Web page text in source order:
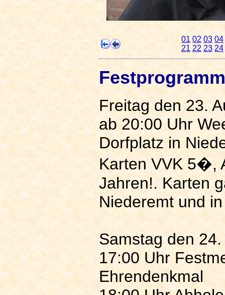
01 02 03 04
21 22 23 24
Freitag den 23.
ab 20:00 Uhr
Dorfplatz in
Karten VVK 5�,
Jahren!. Karten
Niederemt und
Samstag den
17:00 Uhr
Ehrendenkmal